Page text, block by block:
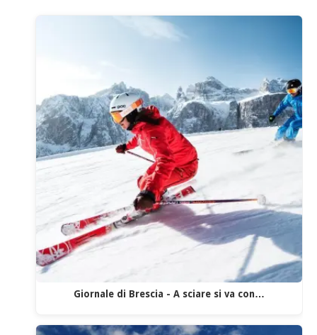
Giornale di Brescia - A sciare si va con…